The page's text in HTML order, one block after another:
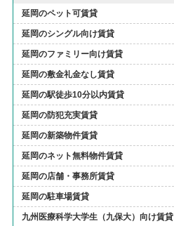
延岡のペット可賃貸
延岡のシングル向け賃貸
延岡のファミリー向け賃貸
延岡の敷金礼金なし賃貸
延岡の駅徒歩10分以内賃貸
延岡の防犯充実賃貸
延岡の新築物件賃貸
延岡のネット無料物件賃貸
延岡の店舗・事務所賃貸
延岡の駐車場賃貸
九州医療科学大学生（九保大）向け賃貸